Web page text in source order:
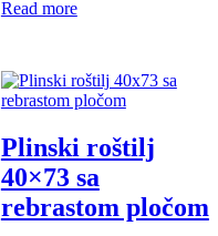
Read more
Plinski roštilj
40×73 sa
rebrastom pločom